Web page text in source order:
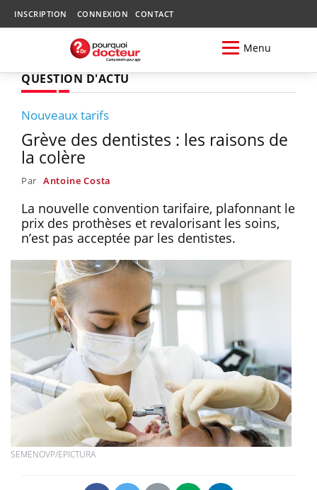
INSCRIPTION CONNEXION CONTACT
Menu
QUESTION D'ACTU
Nouveaux tarifs
Grève des dentistes : les raisons de
la colère
Par Antoine Costa
La nouvelle convention tarifaire, plafonnant le
prix des prothèses et revalorisant les soins,
n’est pas acceptée par les dentistes.
SEMENOVP/EPICTURA